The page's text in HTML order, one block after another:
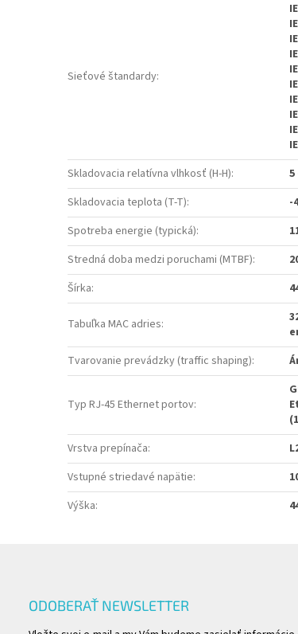
Sieťové štandardy:
Skladovacia relatívna vlhkosť (H-H):
5
Skladovacia teplota (T-T):
-
Spotreba energie (typická):
Stredná doba medzi poruchami (MTBF):
Šírka:
Tabuľka MAC adries:
Tvarovanie prevádzky (traffic shaping):
Typ RJ-45 Ethernet portov:
Vrstva prepínača:
Vstupné striedavé napätie:
Výška:
ODOBERAŤ NEWSLETTER